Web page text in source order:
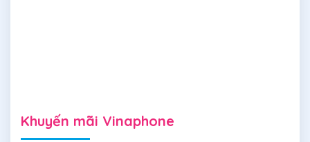
Khuyến mãi Vinaphone